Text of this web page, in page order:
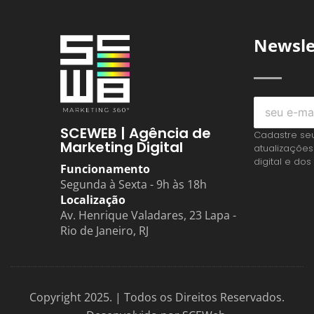
SCEWEB | Agência de
Marketing Digital
Funcionamento
Segunda à Sexta - 9h às 18h
Localização
Av. Henrique Valadares, 23 Lapa -
Rio de Janeiro, RJ
Cadastre
digital e
Copyright 2025. | Todos os Direitos Reservados.